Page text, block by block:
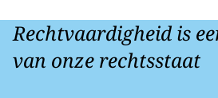
Rechtvaardigheid is
van onze rechtsstaat